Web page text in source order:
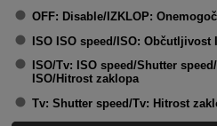
OFF: Disable/IZKLOP:
ISO ISO speed/ISO: Občutljivost
ISO/Tv: ISO speed/Shutter
ISO/Hitrost zaklopa
Tv: Shutter speed/Tv: Hitrost